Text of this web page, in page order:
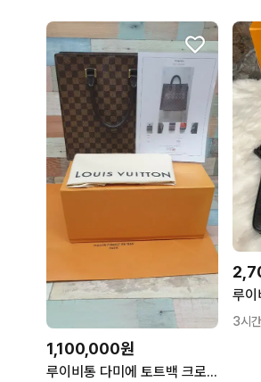
1,100,000원
루이비통 다미에 토트백 크로스백 서류가방 남자가방
3시